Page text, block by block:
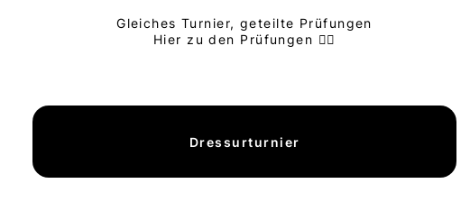
Gleiches Turnier, geteilte Prüfungen
Hier zu den Prüfungen 👇🏽
Dressurturnier